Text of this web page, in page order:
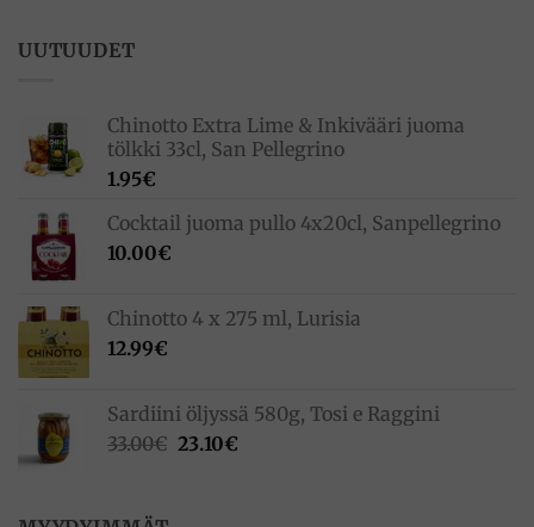
UUTUUDET
Chinotto Extra Lime & Inkivääri juoma
tölkki 33cl, San Pellegrino
1.95€
Cocktail juoma pullo 4x20cl, Sanpellegrino
10.00€
Chinotto 4 x 275 ml, Lurisia
12.99€
Sardiini öljyssä 580g, Tosi e Raggini
33.00€ Alkuperäinen
23.10€Nykyinen